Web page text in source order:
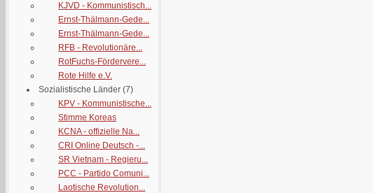
KJVD - Kommunistisch...
Ernst-Thälmann-Gede...
Ernst-Thälmann-Gede...
RFB - Revolutionäre...
RotFuchs-Fördervere...
Rote Hilfe e.V.
Sozialistische Länder (7)
KPV - Kommunistische...
Stimme Koreas
KCNA - offizielle Na...
CRI Online Deutsch -...
SR Vietnam - Regieru...
PCC - Partido Comuni...
Laotische Revolution...